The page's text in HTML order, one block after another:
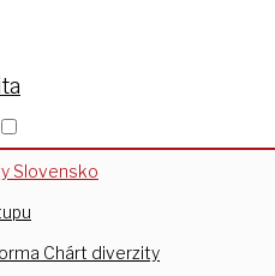
Slovensko
Chárt diverzity